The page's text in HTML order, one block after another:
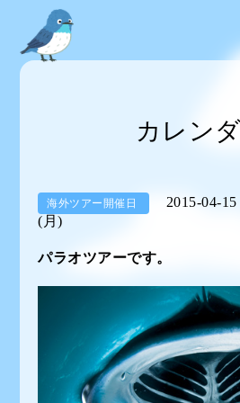
カレン
海外ツアー開催日
2015-04-
(月)
パラオツアーです。